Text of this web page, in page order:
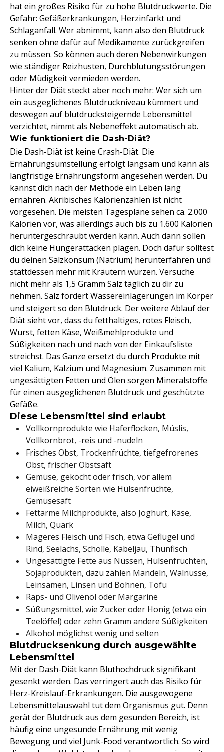
hat ein großes Risiko für zu hohe Blutdruckwerte. Die
Gefahr: Gefäßerkrankungen, Herzinfarkt und
Schlaganfall. Wer abnimmt, kann also den Blutdruck
senken ohne dafür auf Medikamente zurückgreifen
zu müssen. So können auch deren Nebenwirkungen
wie ständiger Reizhusten, Durchblutungsstörungen
oder Müdigkeit vermieden werden.
Hinter der Diät steckt aber noch mehr: Wer sich um
ein ausgeglichenes Blutdruckniveau kümmert und
deswegen auf blutdrucksteigernde Lebensmittel
verzichtet, nimmt als Nebeneffekt automatisch ab.
Wie funktioniert die Dash-Diät?
Die Dash-Diät ist keine Crash-Diät. Die
Ernährungsumstellung erfolgt langsam und kann als
langfristige Ernährungsform angesehen werden. Du
kannst dich nach der Methode ein Leben lang
ernähren. Akribisches Kalorienzählen ist nicht
vorgesehen. Die meisten Tagespläne sehen ca. 2.000
Kalorien vor, was allerdings auch bis zu 1.600 Kalorien
heruntergeschraubt werden kann. Auch dann sollen
dich keine Hungerattacken plagen. Doch dafür solltest
du deinen Salzkonsum (Natrium) herunterfahren und
stattdessen mehr mit Kräutern würzen. Versuche
nicht mehr als 1,5 Gramm Salz täglich zu dir zu
nehmen. Salz fördert Wassereinlagerungen im Körper
und steigert so den Blutdruck. Der weitere Ablauf der
Diät sieht vor, dass du fetthaltiges, rotes Fleisch,
Wurst, fetten Käse, Weißmehlprodukte und
Süßigkeiten nach und nach von der Einkaufsliste
streichst. Das Ganze ersetzt du durch Produkte mit
viel Kalium, Kalzium und Magnesium. Zusammen mit
ungesättigten Fetten und Ölen sorgen Mineralstoffe
für einen ausgeglichenen Blutdruck und geschützte
Gefäße.
Diese Lebensmittel sind erlaubt
Vollkornprodukte wie Haferflocken, Müslis,
Vollkornbrot, -reis und -nudeln
Frisches Obst, Trockenfrüchte, tiefgefrorenes
Obst, frischer Obstsaft
Gemüse, gekocht oder frisch, vor allem
eiweißreiche Sorten wie Hülsenfrüchte,
Gemüsesaft
Fettarme Milchprodukte, also Joghurt, Käse,
Milch, Quark
Mageres Fleisch und Fisch, etwa Geflügel und
Rind, Seelachs, Scholle, Kabeljau, Thunfisch
Ungesättigte Fette aus Nüssen, Hülsenfrüchten,
Sojaprodukten, dazu zählen Mandeln, Walnüsse,
Leinsamen, Linsen und Bohnen, Tofu
Raps- und Olivenöl oder Margarine
Süßungsmittel, wie Zucker oder Honig (etwa ein
Teelöffel) oder zehn Gramm andere Süßigkeiten
Alkohol möglichst wenig und selten
Blutdrucksenkung durch ausgewählte
Lebensmittel
Mit der Dash-Diät kann Bluthochdruck signifikant
gesenkt werden. Das verringert auch das Risiko für
Herz-Kreislauf-Erkrankungen. Die ausgewogene
Lebensmittelauswahl tut dem Organismus gut. Denn
gerät der Blutdruck aus dem gesunden Bereich, ist
häufig eine ungesunde Ernährung mit wenig
Bewegung und viel Junk-Food verantwortlich. So wird